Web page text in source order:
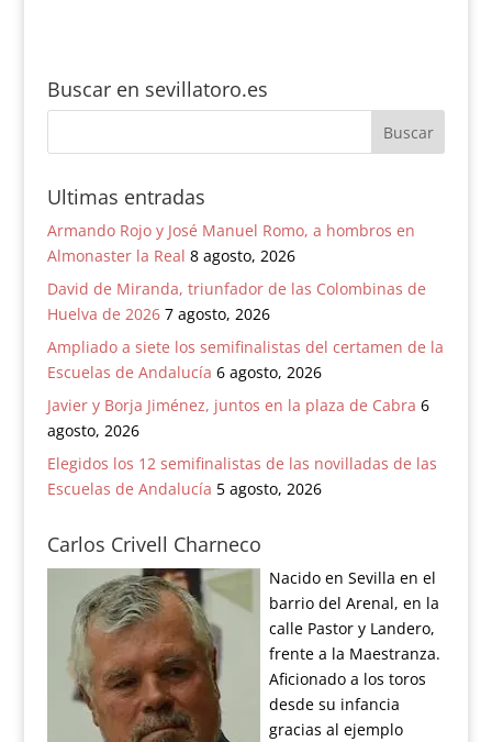
Buscar en sevillatoro.es
Ultimas entradas
Armando Rojo y José Manuel Romo, a hombros en
Almonaster la Real 8 agosto, 2026
David de Miranda, triunfador de las Colombinas de
Huelva de 2026 7 agosto, 2026
Ampliado a siete los semifinalistas del certamen de la
Escuelas de Andalucía 6 agosto, 2026
Javier y Borja Jiménez, juntos en la plaza de Cabra 6
agosto, 2026
Elegidos los 12 semifinalistas de las novilladas de las
Escuelas de Andalucía 5 agosto, 2026
Carlos Crivell Charneco
Nacido en Sevilla en el
barrio del Arenal, en la
calle Pastor y Landero,
frente a la Maestranza.
Aficionado a los toros
desde su infancia
gracias al ejemplo